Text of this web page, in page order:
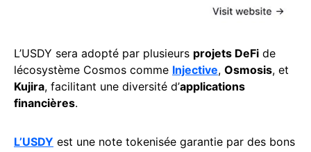
L’USDY sera adopté par plusieurs projets DeFi de
lécosystème Cosmos comme Injective, Osmosis, et
Kujira, facilitant une diversité d’applications
financières.
L’USDY est une note tokenisée garantie par des bons